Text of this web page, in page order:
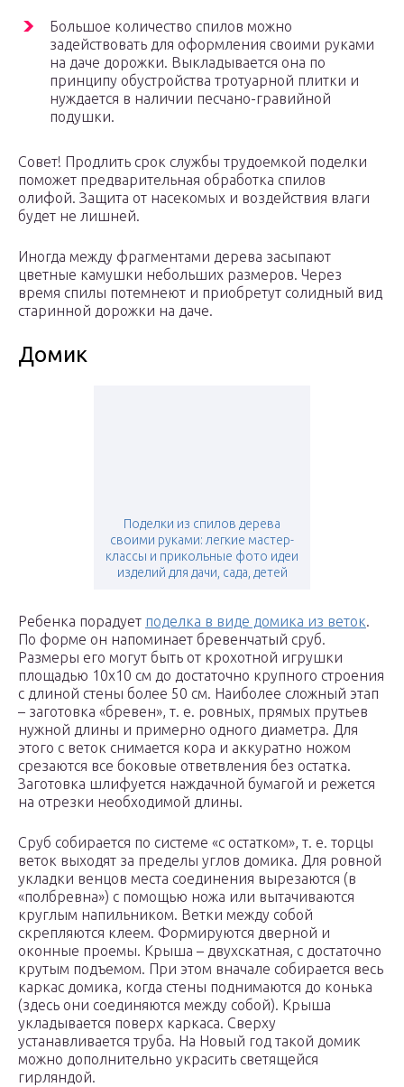
Большое количество спилов можно
задействовать для оформления своими руками
на даче дорожки. Выкладывается она по
принципу обустройства тротуарной плитки и
нуждается в наличии песчано-гравийной
подушки.
Совет! Продлить срок службы трудоемкой поделки
поможет предварительная обработка спилов
олифой. Защита от насекомых и воздействия влаги
будет не лишней.
Иногда между фрагментами дерева засыпают
цветные камушки небольших размеров. Через
время спилы потемнеют и приобретут солидный вид
старинной дорожки на даче.
Домик
Поделки из спилов дерева
своими руками: легкие мастер-
классы и прикольные фото идеи
изделий для дачи, сада, детей
Ребенка порадует поделка в виде домика из веток.
По форме он напоминает бревенчатый сруб.
Размеры его могут быть от крохотной игрушки
площадью 10х10 см до достаточно крупного строения
с длиной стены более 50 см. Наиболее сложный этап
– заготовка «бревен», т. е. ровных, прямых прутьев
нужной длины и примерно одного диаметра. Для
этого с веток снимается кора и аккуратно ножом
срезаются все боковые ответвления без остатка.
Заготовка шлифуется наждачной бумагой и режется
на отрезки необходимой длины.
Сруб собирается по системе «с остатком», т. е. торцы
веток выходят за пределы углов домика. Для ровной
укладки венцов места соединения вырезаются (в
«полбревна») с помощью ножа или вытачиваются
круглым напильником. Ветки между собой
скрепляются клеем. Формируются дверной и
оконные проемы. Крыша – двухскатная, с достаточно
крутым подъемом. При этом вначале собирается весь
каркас домика, когда стены поднимаются до конька
(здесь они соединяются между собой). Крыша
укладывается поверх каркаса. Сверху
устанавливается труба. На Новый год такой домик
можно дополнительно украсить светящейся
гирляндой.